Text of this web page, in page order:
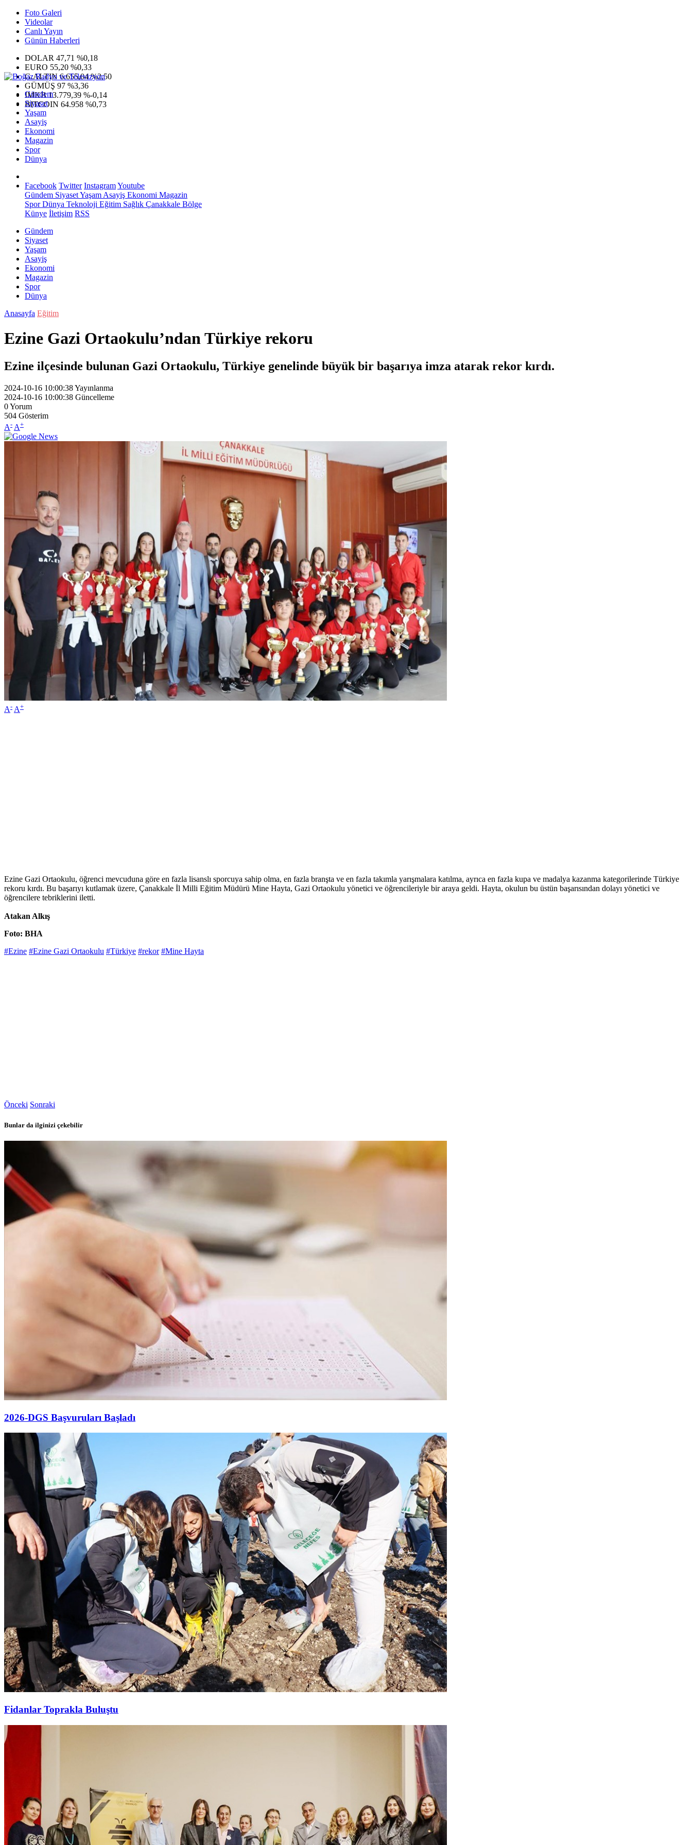
Foto Galeri
Videolar
Canlı Yayın
Günün Haberleri
DOLAR 47,71 %0,18
EURO 55,20 %0,33
G.ALTIN6.655,04 %2,50
GÜMÜŞ 97 %3,36
IMKB13.779,39 %-0,14
BITCOIN 64.958 %0,73
Gündem
Siyaset
Yaşam
Asayiş
Ekonomi
Magazin
Spor
Dünya
Facebook Twitter InstagramYoutube
Gündem SiyasetYaşam Asayiş Ekonomi Magazin
SporDünya Teknoloji Eğitim Sağlık Çanakkale Bölge
Künye İletişim RSS
Gündem
Siyaset
Yaşam
Asayiş
Ekonomi
Magazin
Spor
Dünya
Anasayfa Eğitim
Ezine Gazi Ortaokulu’ndan Türkiye rekoru
Ezine ilçesinde bulunan Gazi Ortaokulu, Türkiye genelinde büyük bir başarıya imza atarak rekor kırdı.
2024-10-16 10:00:38Yayınlanma
2024-10-16 10:00:38 Güncelleme
0Yorum
504 Gösterim
A- A+
A- A+
Ezine Gazi Ortaokulu, öğrenci mevcuduna göre en fazla lisanslı sporcuya sahip olma, en fazla branşta ve en fazla takımla yarışmalara katılma, ayrıca en fazla kupa ve madalya kazanma kategorilerinde Türkiye
rekoru kırdı. Bu başarıyı kutlamak üzere, Çanakkale İl Milli Eğitim Müdürü Mine Hayta, Gazi Ortaokulu yönetici ve öğrencileriyle bir araya geldi. Hayta, okulun bu üstün başarısından dolayı yönetici ve
öğrencilere tebriklerini iletti.
Atakan Alkış
Foto: BHA
#Ezine #Ezine Gazi Ortaokulu #Türkiye #rekor #Mine Hayta
Önceki Sonraki
Bunlar da ilginizi çekebilir
2026-DGS Başvuruları Başladı
Fidanlar Toprakla Buluştu